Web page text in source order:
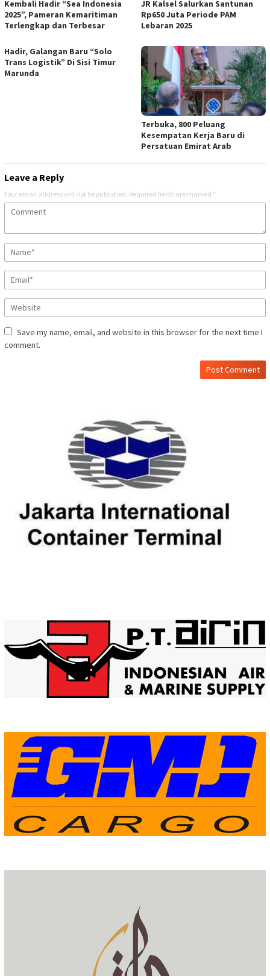
Kembali Hadir “Sea Indonesia
2025”, Pameran Kemaritiman
Terlengkap dan Terbesar
JR Kalsel Salurkan Santunan
Rp650 Juta Periode PAM
Lebaran 2025
Hadir, Galangan Baru “Solo
Trans Logistik” Di Sisi Timur
Marunda
Terbuka, 800 Peluang
Kesempatan Kerja Baru di
Persatuan Emirat Arab
Leave a Reply
Your email address will not be published. Required fields are marked *
Save my name, email, and website in this browser for the next time I
comment.